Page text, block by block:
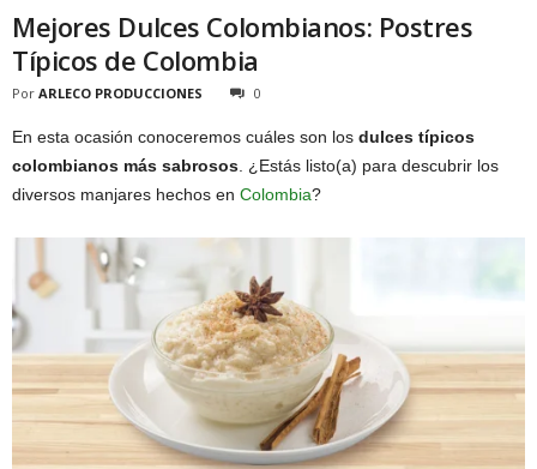
Mejores Dulces Colombianos: Postres
Típicos de Colombia
Por ARLECO PRODUCCIONES 0
En esta ocasión conoceremos cuáles son los dulces típicos
colombianos más sabrosos . ¿Estás listo(a) para descubrir los
diversos manjares hechos en Colombia?